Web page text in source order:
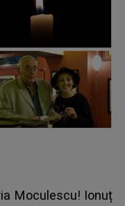
Moculescu! Ionuț